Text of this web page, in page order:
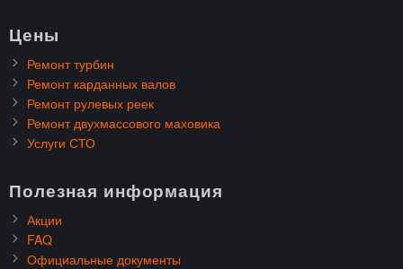
Цены
Ремонт турбин
Ремонт карданных валов
Ремонт рулевых реек
Ремонт двухмассового маховика
Услуги СТО
Полезная информация
Акции
FAQ
Официальные документы